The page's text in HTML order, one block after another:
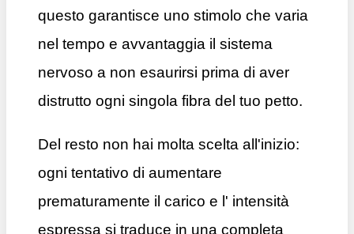
questo garantisce uno stimolo che varia
nel tempo e avvantaggia il sistema
nervoso a non esaurirsi prima di aver
distrutto ogni singola fibra del tuo petto.
Del resto non hai molta scelta all'inizio:
ogni tentativo di aumentare
prematuramente il carico e l' intensità
espressa si traduce in una completa